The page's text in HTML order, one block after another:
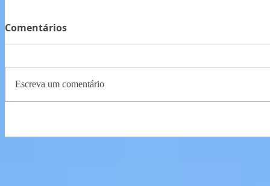
Comentários
Escreva um comentário